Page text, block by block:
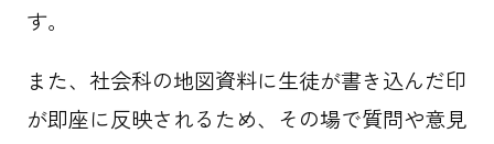
す。
また、社会科の地図資料に生徒が書き込んだ印
が即座に反映されるため、その場で質問や意見